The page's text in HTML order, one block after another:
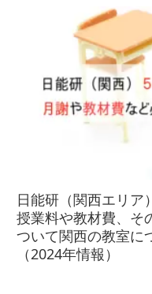
日能研（関西エリア
授業料や教材費、そ
ついて関西の教室に
（2024年情報）